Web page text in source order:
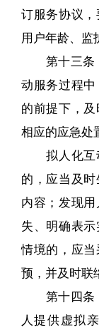
订服务协议
用户年龄、监
第十三条
动服务过程
的前提下，
相应的应急处
拟人化互
的，应当及
内容；发现
失、明确表
情境的，应
预，并及时联
第十四条
人提供虚拟